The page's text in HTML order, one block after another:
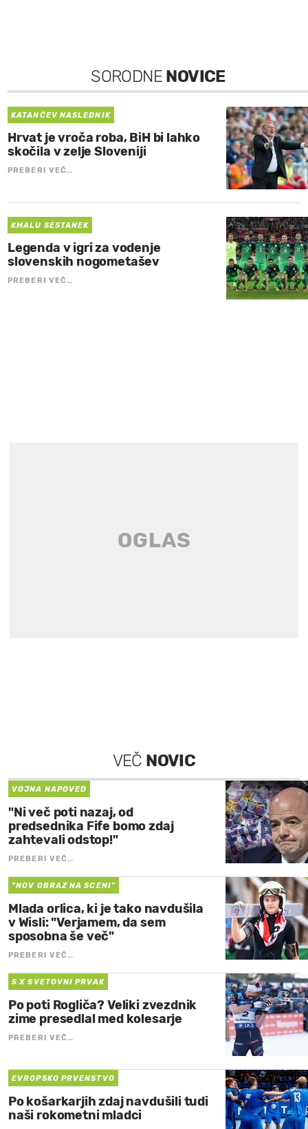
SORODNE NOVICE
KATANČEV NASLEDNIK
Hrvat je vroča roba, BiH bi lahko
skočila v zelje Sloveniji
PREBERI VEČ…
KMALU SESTANEK
Legenda v igri za vodenje
slovenskih nogometašev
PREBERI VEČ…
VEČ NOVIC
VOJNA NAPOVED
"Ni več poti nazaj, od
predsednika Fife bomo zdaj
zahtevali odstop!"
PREBERI VEČ…
"NOV OBRAZ NA SCENI"
Mlada orlica, ki je tako navdušila
v Wisli: "Verjamem, da sem
sposobna še več"
PREBERI VEČ…
5 X SVETOVNI PRVAK
Po poti Rogliča? Veliki zvezdnik
zime presedlal med kolesarje
PREBERI VEČ…
EVROPSKO PRVENSTVO
Po košarkarjih zdaj navdušili tudi
naši rokometni mladci